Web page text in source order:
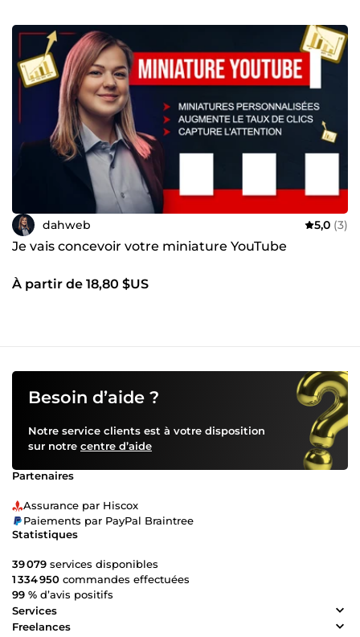
dahweb 5,0 (3)
Je vais concevoir votre miniature YouTube
À partir de 18,80 $US
Besoin d’aide ?
Notre service clients est à votre disposition
sur notre centre d’aide
Partenaires
Assurance par Hiscox
Paiements par PayPal Braintree
Statistiques
39 079 services disponibles
1 334 950 commandes effectuées
99 % d’avis positifs
Services
Freelances